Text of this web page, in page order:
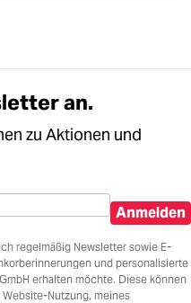
an.
zu Aktionen und
Anmelden
regelmäßig Newsletter sowie E-
und personalisierte
erhalten möchte. Diese können
Nutzung, meines